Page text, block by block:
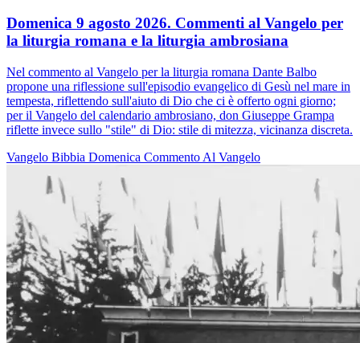
Domenica 9 agosto 2026. Commenti al Vangelo per
la liturgia romana e la liturgia ambrosiana
Nel commento al Vangelo per la liturgia romana Dante Balbo
propone una riflessione sull'episodio evangelico di Gesù nel mare in
tempesta, riflettendo sull'aiuto di Dio che ci è offerto ogni giorno;
per il Vangelo del calendario ambrosiano, don Giuseppe Grampa
riflette invece sullo "stile" di Dio: stile di mitezza, vicinanza discreta.
Vangelo Bibbia Domenica Commento Al Vangelo